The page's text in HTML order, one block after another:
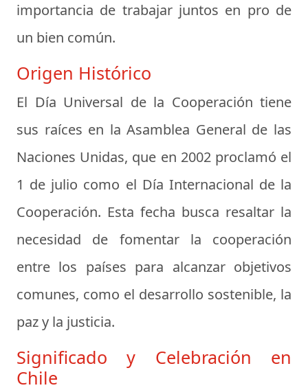
importancia de trabajar juntos en pro de
un bien común.
Origen Histórico
El Día Universal de la Cooperación tiene
sus raíces en la Asamblea General de las
Naciones Unidas, que en 2002 proclamó el
1 de julio como el Día Internacional de la
Cooperación. Esta fecha busca resaltar la
necesidad de fomentar la cooperación
entre los países para alcanzar objetivos
comunes, como el desarrollo sostenible, la
paz y la justicia.
Significado y Celebración en
Chile